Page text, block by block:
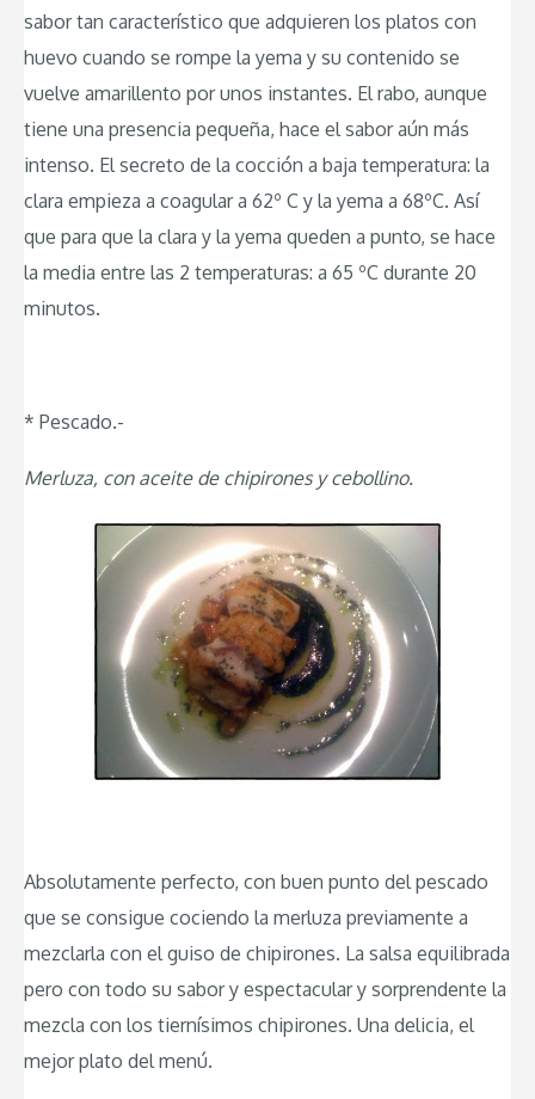
sabor tan característico que adquieren los platos con
huevo cuando se rompe la yema y su contenido se
vuelve amarillento por unos instantes. El rabo, aunque
tiene una presencia pequeña, hace el sabor aún más
intenso. El secreto de la cocción a baja temperatura: la
clara empieza a coagular a 62º C y la yema a 68ºC. Así
que para que la clara y la yema queden a punto, se hace
la media entre las 2 temperaturas: a 65 ºC durante 20
minutos.
* Pescado.-
Merluza, con aceite de chipirones y cebollino.
Absolutamente perfecto, con buen punto del pescado
que se consigue cociendo la merluza previamente a
mezclarla con el guiso de chipirones. La salsa equilibrada
pero con todo su sabor y espectacular y sorprendente la
mezcla con los tiernísimos chipirones. Una delicia, el
mejor plato del menú.